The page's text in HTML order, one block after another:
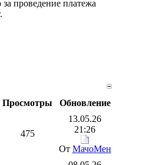
проведение платежа
Просмотры Обновление
475
13.05.26
21:26
От МачоМен